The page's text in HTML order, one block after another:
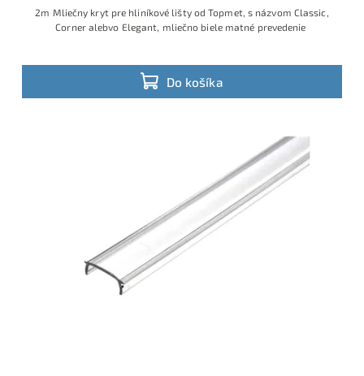
Do košíka
2m Mliečny kryt pre hliníkové lišty od Topmet, s názvom Classic,
Corner alebvo Elegant, mliečno biele matné prevedenie